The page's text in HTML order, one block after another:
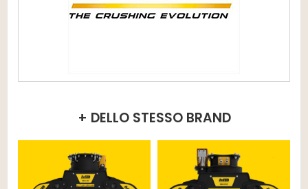
+ DELLO STESSO BRAND